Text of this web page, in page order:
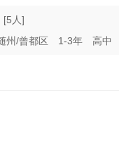
[5人]
州/曾都区
1-3年 高中